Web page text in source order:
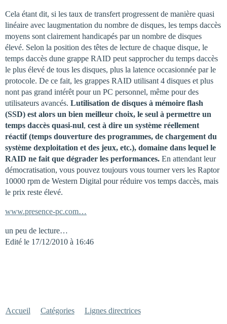
Cela étant dit, si les taux de transfert progressent de manière quasi
linéaire avec laugmentation du nombre de disques, les temps daccès
moyens sont clairement handicapés par un nombre de disques
élevé. Selon la position des têtes de lecture de chaque disque, le
temps daccès dune grappe RAID peut sapprocher du temps daccès
le plus élevé de tous les disques, plus la latence occasionnée par le
protocole. De ce fait, les grappes RAID utilisant 4 disques et plus
nont pas grand intérêt pour un PC personnel, même pour des
utilisateurs avancés. Lutilisation de disques à mémoire flash
(SSD) est alors un bien meilleur choix, le seul à permettre un
temps daccès quasi-nul, cest à dire un système réellement
réactif (temps douverture des programmes, de chargement du
système dexploitation et des jeux, etc.), domaine dans lequel le
RAID ne fait que dégrader les performances. En attendant leur
démocratisation, vous pouvez toujours vous tourner vers les Raptor
10000 rpm de Western Digital pour réduire vos temps daccès, mais
le prix reste élevé.
www.presence-pc.com…
un peu de lecture…
Edité le 17/12/2010 à 16:46
Accueil Catégories Lignes directrices